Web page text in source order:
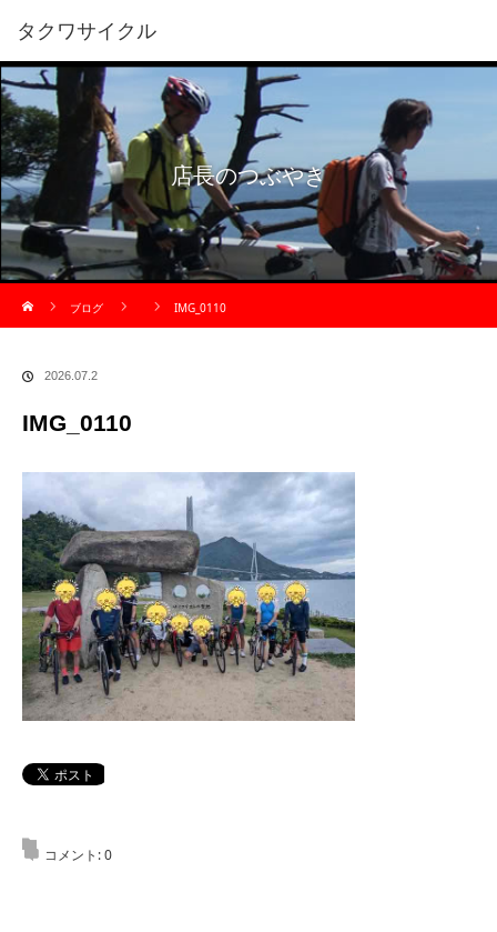
タクワサイクル
店長のつぶやき
ブログ
IMG_0110
2026.07.2
IMG_0110
コメント:0